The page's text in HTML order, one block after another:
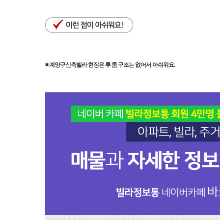
■ 계양구신축빌라 현장은 투 룸 구조는 없어서 아쉬워요.